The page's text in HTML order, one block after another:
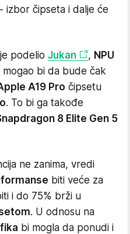
izbor čipseta i dalje će
podelio Jukan , NPU
mogao bi da bude čak
A19 Pro čipsetu
. To bi ga takođe
8 Elite Gen 5
ne zanima, vredi
biti veće za
i do 75% brži u
. U odnosu na
bi mogla da ponudi i